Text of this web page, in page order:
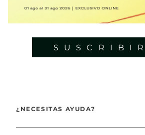
¿NECESITAS AYUDA?